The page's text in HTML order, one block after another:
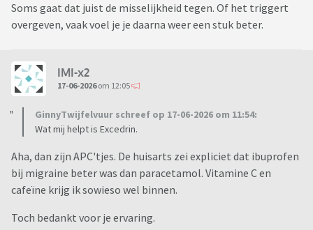
Soms gaat dat juist de misselijkheid tegen. Of het triggert
overgeven, vaak voel je je daarna weer een stuk beter.
IMI-x2
17-06-2026om 12:05
GinnyTwijfelvuur schreef op 17-06-2026 om 11:54:
Wat mij helpt is Excedrin.
Aha, dan zijn APC'tjes. De huisarts zei expliciet dat ibuprofen
bij migraine beter was dan paracetamol. Vitamine C en
cafeïne krijg ik sowieso wel binnen.
Toch bedankt voor je ervaring.